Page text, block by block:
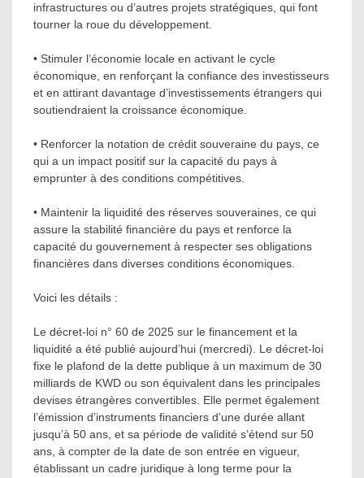
infrastructures ou d’autres projets stratégiques, qui font
tourner la roue du développement.
• Stimuler l’économie locale en activant le cycle
économique, en renforçant la confiance des investisseurs
et en attirant davantage d’investissements étrangers qui
soutiendraient la croissance économique.
• Renforcer la notation de crédit souveraine du pays, ce
qui a un impact positif sur la capacité du pays à
emprunter à des conditions compétitives.
• Maintenir la liquidité des réserves souveraines, ce qui
assure la stabilité financière du pays et renforce la
capacité du gouvernement à respecter ses obligations
financières dans diverses conditions économiques.
Voici les détails :
Le décret-loi n° 60 de 2025 sur le financement et la
liquidité a été publié aujourd’hui (mercredi). Le décret-loi
fixe le plafond de la dette publique à un maximum de 30
milliards de KWD ou son équivalent dans les principales
devises étrangères convertibles. Elle permet également
l’émission d’instruments financiers d’une durée allant
jusqu’à 50 ans, et sa période de validité s’étend sur 50
ans, à compter de la date de son entrée en vigueur,
établissant un cadre juridique à long terme pour la